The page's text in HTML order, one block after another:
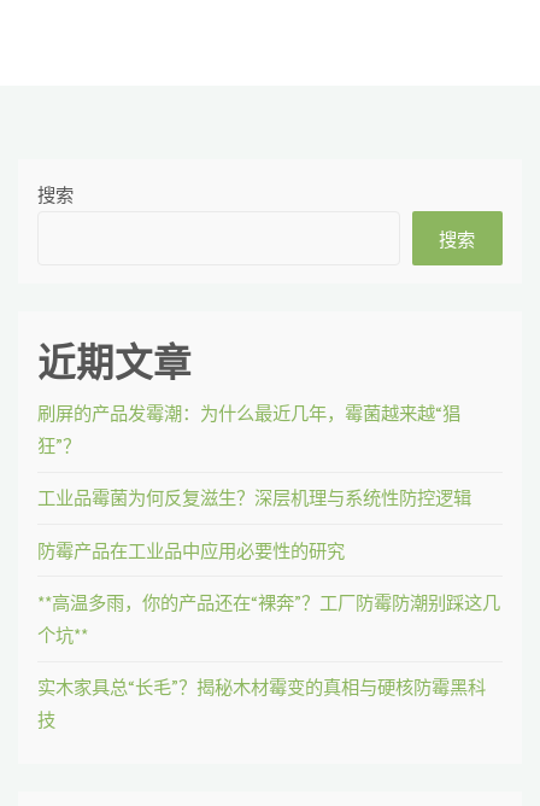
搜索
搜索
近期文章
刷屏的产品发霉潮：为什么最近几年，霉菌越来越“猖
狂”？
工业品霉菌为何反复滋生？深层机理与系统性防控逻辑
防霉产品在工业品中应用必要性的研究
**高温多雨，你的产品还在“裸奔”？工厂防霉防潮别踩这几
个坑**
实木家具总“长毛”？揭秘木材霉变的真相与硬核防霉黑科
技